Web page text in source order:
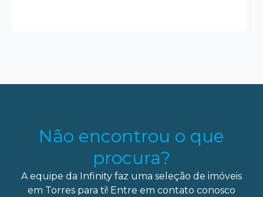
Não encontrou o que
procura?
A equipe da Infinity faz uma seleção de imóveis
em Torres para ti! Entre em contato conosco